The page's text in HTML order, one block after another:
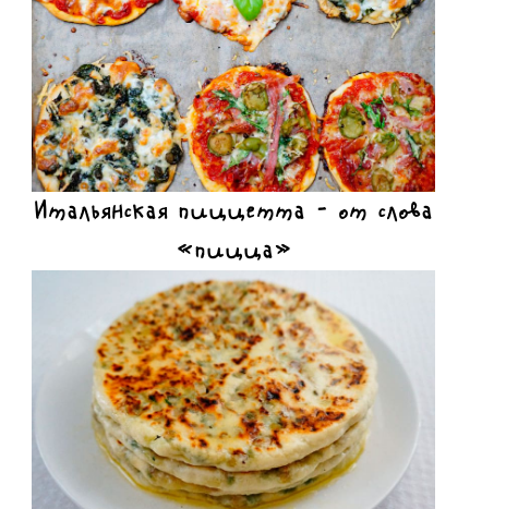
Итальянская пиццетта – от слова
«пицца»